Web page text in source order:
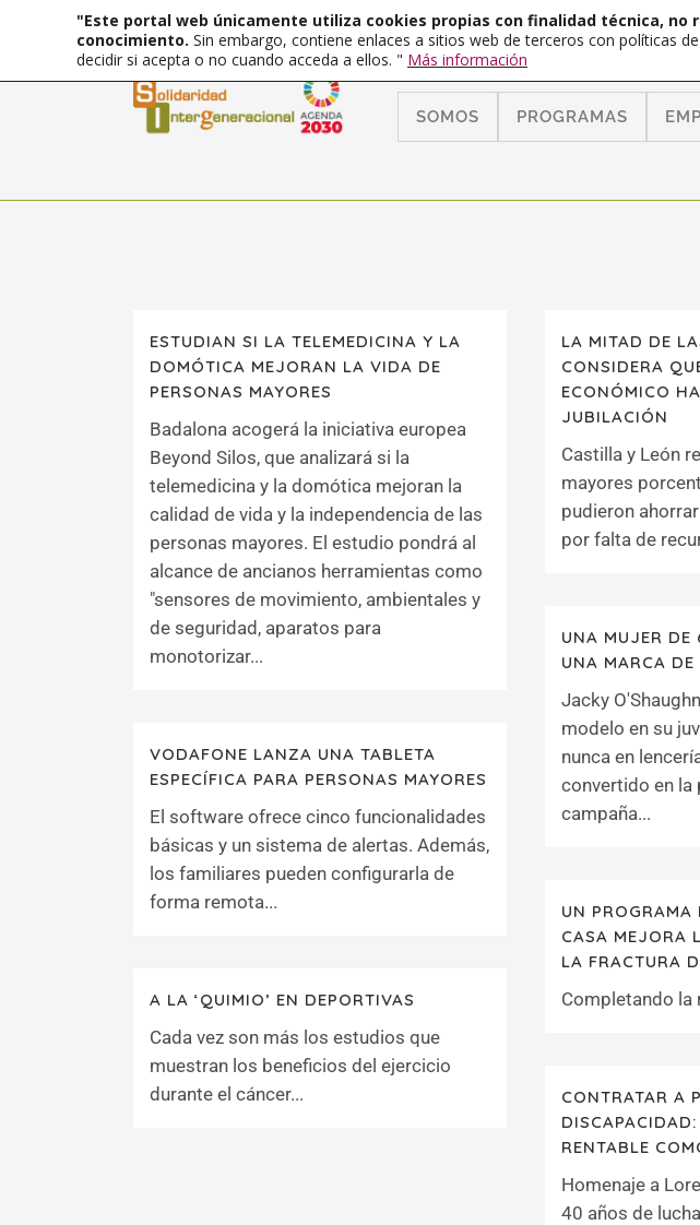
SOMOS PROGRAMAS
ESTUDIAN SI LA TELEMEDICINA Y LA
DOMÓTICA MEJORAN LA VIDA DE
PERSONAS MAYORES
Badalona acogerá la iniciativa europea
Beyond Silos, que analizará si la
telemedicina y la domótica mejoran la
calidad de vida y la independencia de las
personas mayores. El estudio pondrá al
alcance de ancianos herramientas como
"sensores de movimiento, ambientales y
de seguridad, aparatos para
monotorizar...
LA MITAD DE
CONSIDERA
ECONÓMICO
JUBILACIÓN
Castilla y León
mayores
pudieron
por falta de
UNA MUJER DE
UNA MARCA
Jacky
modelo en su
nunca en
convertido en la
campaña...
VODAFONE LANZA UNA TABLETA
ESPECÍFICA PARA PERSONAS MAYORES
El software ofrece cinco funcionalidades
básicas y un sistema de alertas. Además,
los familiares pueden configurarla de
forma remota...
UN PROGRAMA
CASA MEJORA
LA FRACTURA
Completando la
A LA ‘QUIMIO’ EN DEPORTIVAS
Cada vez son más los estudios que
muestran los beneficios del ejercicio
durante el cáncer...
CONTRATAR A
RENTABLE
Homenaje a
40 años de
"Este portal web únicamente utiliza cookies propias con finalidad técnica, no
conocimiento. Sin embargo, contiene enlaces a sitios web de terceros con políticas
decidir si acepta o no cuando acceda a ellos. " Más información